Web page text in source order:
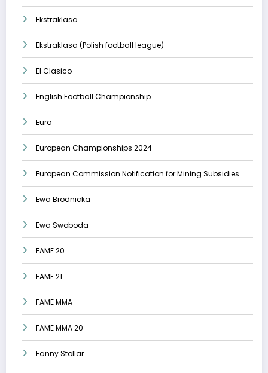
Ekstraklasa
Ekstraklasa (Polish football league)
El Clasico
English Football Championship
Euro
European Championships 2024
European Commission Notification for Mining Subsidies
Ewa Brodnicka
Ewa Swoboda
FAME 20
FAME 21
FAME MMA
FAME MMA 20
Fanny Stollar